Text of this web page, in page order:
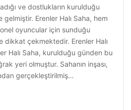
ve dostlukların kurulduğu
Erenler Halı Saha, hem
oyuncular için sunduğu
dikkat çekmektedir. Erenler Halı
Halı Saha, kurulduğu günden bu
yeri olmuştur. Sahanın inşası,
gerçekleştirilmiş…